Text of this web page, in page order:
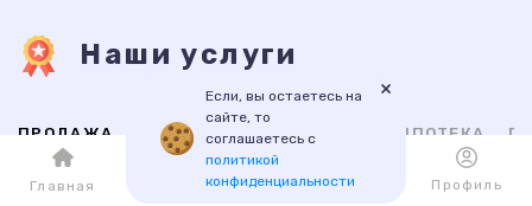
Наши услуги
ПРОДАЖА АРЕНДА НОВОСТРОЙКИ ИПОТЕКА
Если, вы остаетесь на
сайте, то
соглашаетесь с
политикой
конфиденциальности
×
Главная Каталог Избранное Профиль